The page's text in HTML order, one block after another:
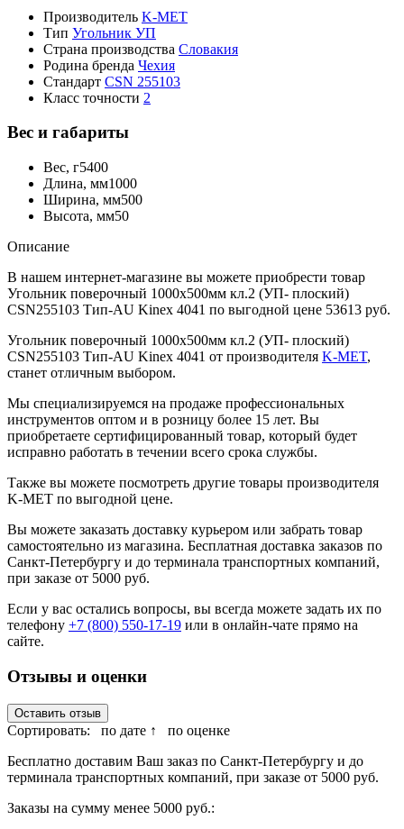
Производитель K-MET
Тип Угольник УП
Страна производства Словакия
Родина бренда Чехия
Стандарт CSN 255103
Класс точности 2
Вес и габариты
Вес, г5400
Длина, мм1000
Ширина, мм500
Высота, мм50
Описание
В нашем интернет-магазине вы можете приобрести товар
Угольник поверочный 1000х500мм кл.2 (УП- плоский)
CSN255103 Тип-AU Kinex 4041 по выгодной цене 53613 руб.
Угольник поверочный 1000х500мм кл.2 (УП- плоский)
CSN255103 Тип-AU Kinex 4041 от производителя K-MET,
станет отличным выбором.
Мы специализируемся на продаже профессиональных
инструментов оптом и в розницу более 15 лет. Вы
приобретаете сертифицированный товар, который будет
исправно работать в течении всего срока службы.
Также вы можете посмотреть другие товары производителя
K-MET по выгодной цене.
Вы можете заказать доставку курьером или забрать товар
самостоятельно из магазина. Бесплатная доставка заказов по
Санкт-Петербургу и до терминала транспортных компаний,
при заказе от 5000 руб.
Если у вас остались вопросы, вы всегда можете задать их по
телефону +7 (800) 550-17-19 или в онлайн-чате прямо на
сайте.
Отзывы и оценки
Оставить отзыв
Сортировать: по дате ↑
по оценке
Бесплатно доставим Ваш заказ по Санкт-Петербургу и до
терминала транспортных компаний, при заказе от 5000 руб.
Заказы на сумму менее 5000 руб.: